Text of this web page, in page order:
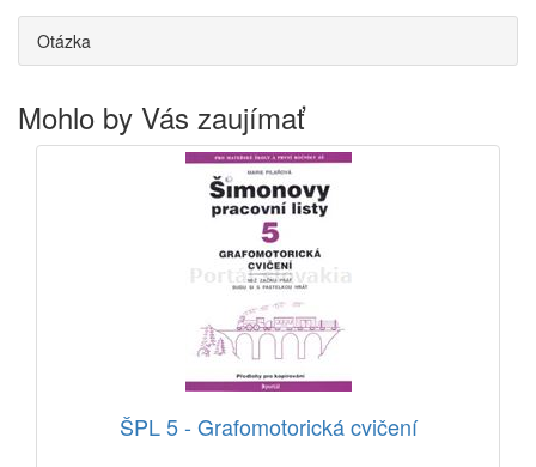
Otázka
Mohlo by Vás zaujímať
ŠPL 5 - Grafomotorická cvičení